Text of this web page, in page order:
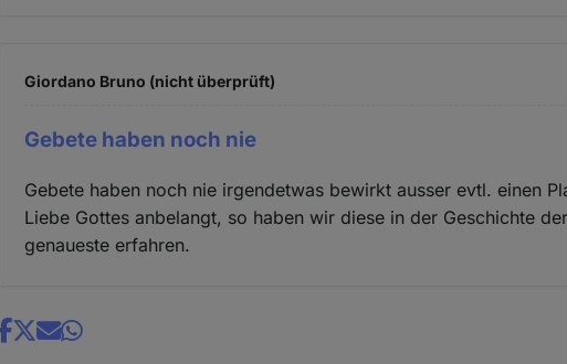
Giordano Bruno (nicht überprüft)
Gebete haben noch nie
Gebete haben noch nie irgendetwas bewirkt ausser evtl. einen
Liebe Gottes anbelangt, so haben wir diese in der Geschichte
genaueste erfahren.
Share